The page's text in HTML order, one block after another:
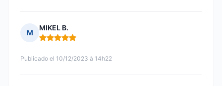
M
MIKEL B.
Nota: 5 de 5
Publicado el 10/12/2023 à 14h22